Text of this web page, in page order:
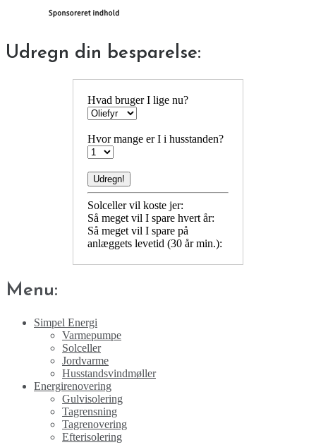
Udregn din besparelse:
Hvad bruger I lige nu?
Hvor mange er I i husstanden?
Solceller vil koste jer:
Så meget vil I spare hvert år:
Så meget vil I spare på
anlæggets levetid (30 år min.):
Menu:
Simpel Energi
Varmepumpe
Solceller
Jordvarme
Husstandsvindmøller
Energirenovering
Gulvisolering
Tagrensning
Tagrenovering
Efterisolering